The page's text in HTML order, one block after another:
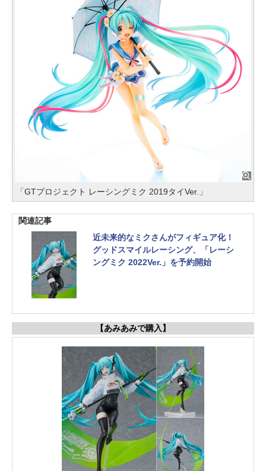
「GTプロジェクト レーシングミク 2019タイVer.」
関連記事
近未来的なミクさんがフィギュア化！
グッドスマイルレーシング、「レーシ
ングミク 2022Ver.」を予約開始
【あみあみで購入】